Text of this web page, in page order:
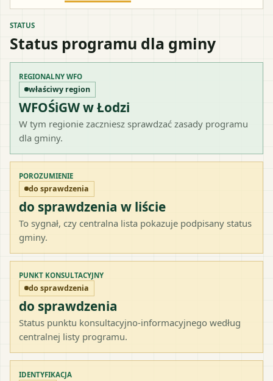
STATUS
Status programu dla gminy
REGIONALNY WFO
właściwy region
WFOŚiGW w Łodzi
W tym regionie zaczniesz sprawdzać zasady programu
dla gminy.
POROZUMIENIE
do sprawdzenia
do sprawdzenia w liście
To sygnał, czy centralna lista pokazuje podpisany status
gminy.
PUNKT KONSULTACYJNY
do sprawdzenia
do sprawdzenia
Status punktu konsultacyjno-informacyjnego według
centralnej listy programu.
IDENTYFIKACJA